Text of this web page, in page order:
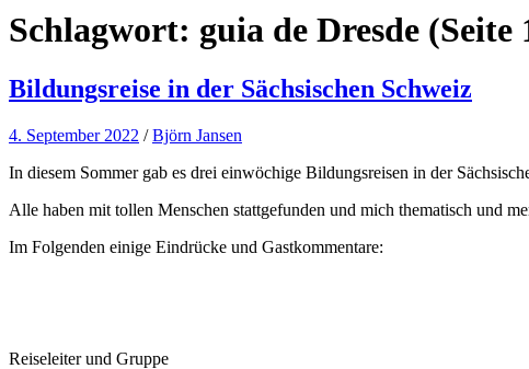
Schlagwort: guia de Dresde (Seite
Bildungsreise in der Sächsischen Schweiz
4. September 2022 /Björn Jansen
In diesem Sommer gab es drei einwöchige Bildungsreisen in der
Alle haben mit tollen Menschen stattgefunden und mich thematisch und
Im Folgenden einige Eindrücke und Gastkommentare:
Reiseleiter und Gruppe